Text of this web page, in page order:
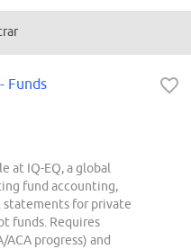
Funds
at IQ-EQ, a global
fund accounting,
statements for private
funds. Requires
progress) and